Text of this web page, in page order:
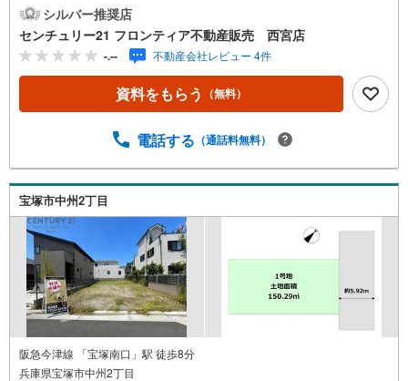
土地面積100.43平米 特徴・ホームセンターコーナンまで徒
歩約9分・ファミリーマートまで徒歩約6分・JA兵庫六甲宝
塚西支店まで徒歩約3分 立地・良元小学校まで徒歩約5分・
宝塚第一中学校まで徒歩約23分 弊社が選ばれる理由 1.お金
の扱い方のプロ、ファイナンシャルプランナーが資金計画
をサポート！2.買い替えなどにも対応できる売却専門チー
利になるように審査が可能！4.物件のお引渡し後に必要に
ご提案！5.定期的にご連絡を繋ぎ、有事の際に迅速にサポ
ートいたします弊社は専門家同士が連携をとっているた
め、より多くの知見がございます。お気軽にお問合せくだ
さい！
シルバー推奨店
センチュリー21 フロンティア不動産販売 西宮店
-.-- 不動産会社レビュー 4件
資料をもらう （無料）
電話する （通話料無料）
宝塚市中州2丁目
阪急今津線 「宝塚南口」駅 徒歩8分
兵庫県宝塚市中州2丁目